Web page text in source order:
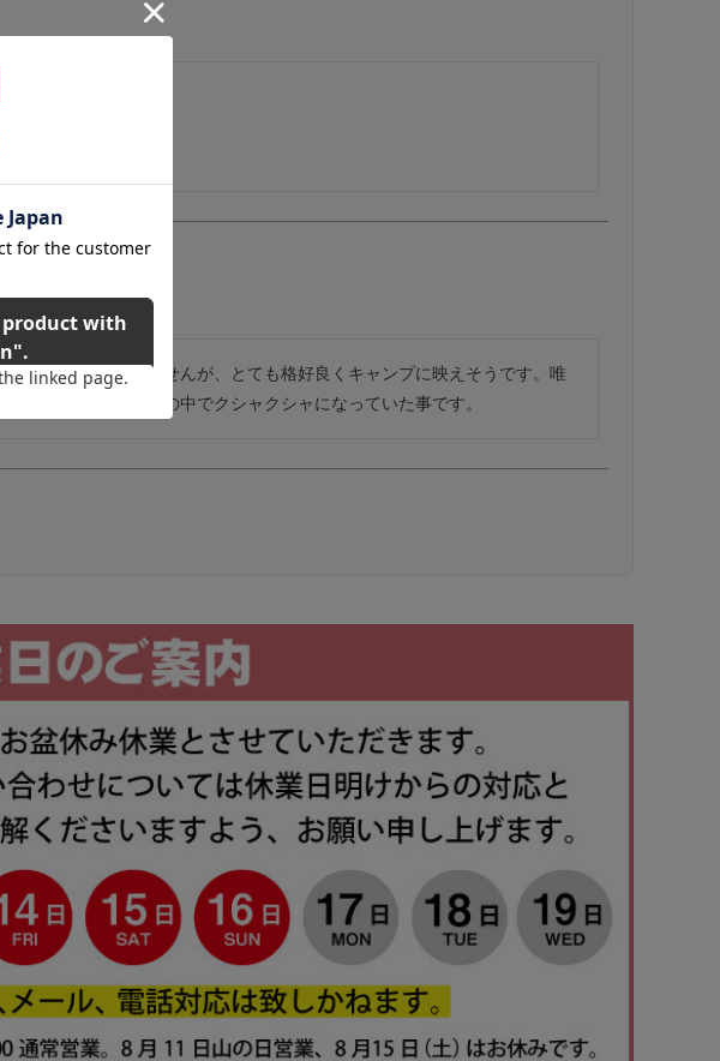
かないかもしれませんが、とても格好良くキャンプに映えそうです。唯
のステッカーが箱の中でクシャクシャになっていた事です。